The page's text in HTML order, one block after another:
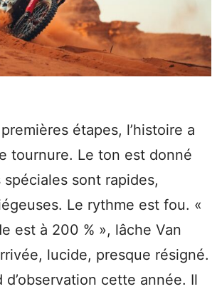
étapes, l’histoire a
tournure. Le ton est donné
sont rapides,
Le rythme est fou. «
est à 200 % », lâche Van
lucide, presque résigné.
d’observation cette année. Il